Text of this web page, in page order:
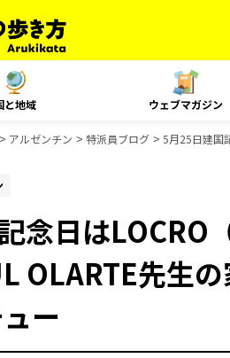
と地域 ウェブマガジン
アルゼンチン 特派員ブログ 5月25日建国
念日はLOCRO
OLARTE先生
ー